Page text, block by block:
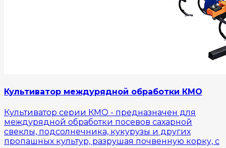
Культиватор междурядной обработки КМО
Культиватор серии КМО - предназначен для
междурядной обработки посевов сахарной
свеклы, подсолнечника, кукурузы и других
пропашных культур, разрушая почвенную корку, с